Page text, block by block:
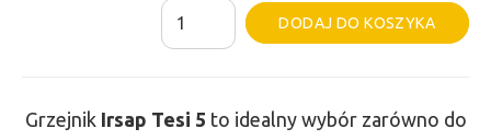
ilość
Grzejnik
DODAJ DO KOSZYKA
Grzejnik Irsap Tesi 5 to idealny wybór zarówno do